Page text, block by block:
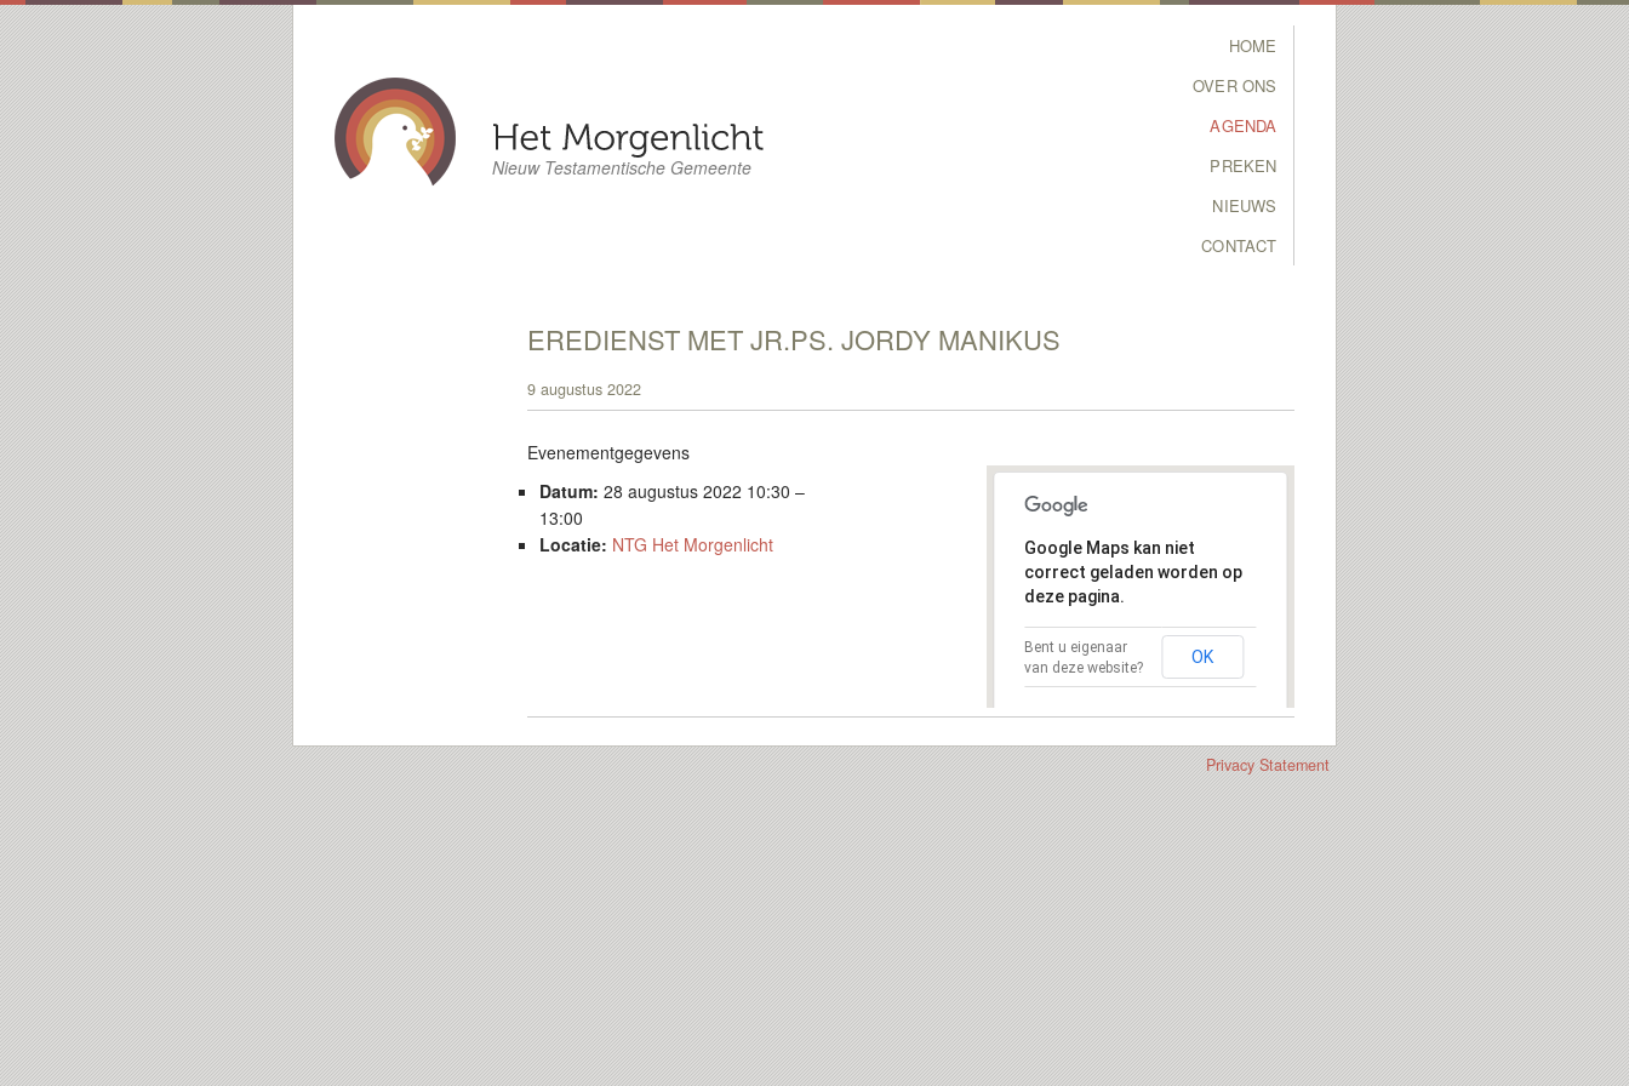
Nieuw Testamentische Gemeente
SKIP TO PRIMARY
CONTENT
SKIP TO SECONDARY
CONTENT
HOME
OVER ONS
AGENDA
PREKEN
NIEUWS
CONTACT
EREDIENST MET JR.PS. JORDY MANIKUS
9 augustus 2022
Evenementgegevens
Datum: 28 augustus 2022 10:30 –
13:00
Locatie: NTG Het Morgenlicht
Google Maps kan niet
correct geladen worden op
deze pagina.
Bent u eigenaar
van deze website?
OK
Privacy Statement